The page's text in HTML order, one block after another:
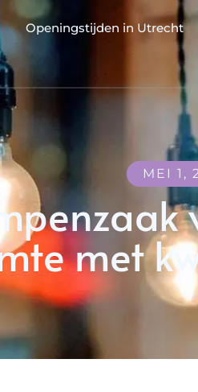
Openingstijden in Utrecht
MEI 1,
met